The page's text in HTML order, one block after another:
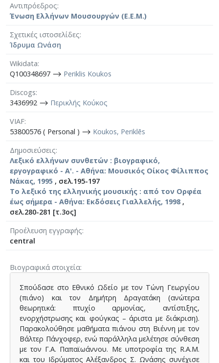
Αντιπρόεδρος
Ένωση Ελλήνων Μουσουργών (Ε.Ε.Μ.)
Σχετικές ιστοσελίδες
Ίδρυμα Ωνάση
Wikidata
Q100348697 ⟶ Periklis Koukos
Discogs
3436992 ⟶ Περικλής Κούκος
VIAF
53800576 ( Personal ) ⟶ Koukos, Periklēs
Δημοσιεύσεις
Λεξικό ελλήνων συνθετών : βιογραφικό,
εργογραφικό - A'. - Αθήνα: Μουσικός Οίκος Φίλιππος
Νάκας, 1995 , σελ.195-197
Το λεξικό της ελληνικής μουσικής : από τον Ορφέα
έως σήμερα - Αθήνα: Εκδόσεις Γιαλλελής, 1998 ,
σελ.280-281 [τ.3ος]
Προέλευση εγγραφής
central
Βιογραφικά στοιχεία
Σπούδασε στο Εθνικό Ωδείο με τον Τώνη Γεωργίου
(πιάνο) και τον Δημήτρη Δραγατάκη (ανώτερα
θεωρητικά: πτυχίο αρμονίας, αντίστιξης,
ενορχήστρωσης και φούγκας – άριστα με διάκριση).
Παρακολούθησε μαθήματα πιάνου στη Βιέννη με τον
Βάλτερ Πάνχοφερ, ενώ παράλληλα μελέτησε σύνθεση
με τον Γ.Α. Παπαϊωάννου. Με υποτροφία της R.A.M.
και του Ιδρύματος Αλέξανδρος Σ. Ωνάσης συνέχισε